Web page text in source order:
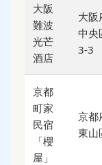
大阪
難波
光芒
酒店
大阪
中央
3-3
京都
町家
民宿
「櫻
屋」
京都
東山